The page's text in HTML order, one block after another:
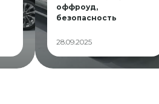
оффроуд,
безопасность
28.09.2025